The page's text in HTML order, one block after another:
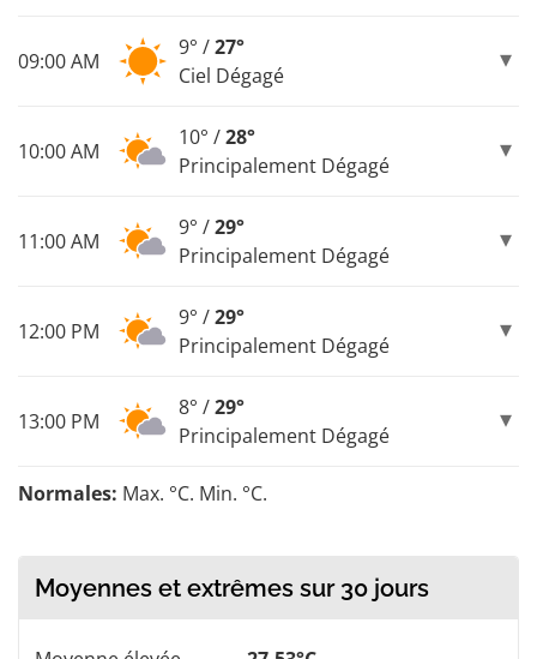
09:00 AM
9° /27°
Ciel Dégagé
10:00 AM
10° /28°
Principalement Dégagé
11:00 AM
9° /29°
Principalement Dégagé
12:00 PM
9° /29°
Principalement Dégagé
13:00 PM
8° /29°
Principalement Dégagé
Normales: Max. °C. Min. °C.
Moyennes et extrêmes sur 30 jours